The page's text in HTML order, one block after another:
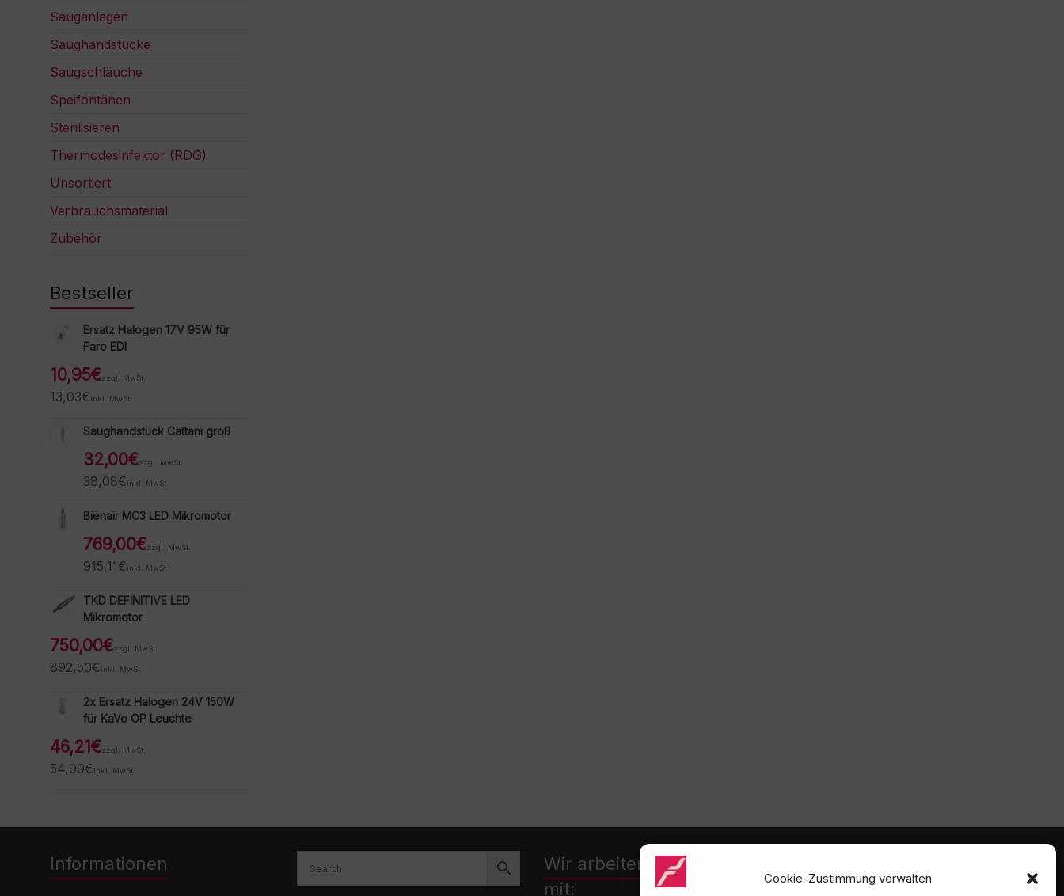
Cookie-Zustimmung verwalten
Sauganlagen
Saughandstücke
Saugschläuche
Speifontänen
Sterilisieren
Thermodesinfektor (RDG)
Unsortiert
Verbrauchsmaterial
Zubehör
Bestseller
Ersatz Halogen 17V 95W für
Faro EDI
10,95€zzgl. MwSt.
13,03€ inkl. MwSt.
Saughandstück Cattani groß
32,00€zzgl. MwSt.
38,08€ inkl. MwSt.
Bienair MC3 LED Mikromotor
769,00€zzgl. MwSt.
915,11€ inkl. MwSt.
TKD DEFINITIVE LED
Mikromotor
750,00€zzgl. MwSt.
892,50€ inkl. MwSt.
2x Ersatz Halogen 24V 150W
für KaVo OP Leuchte
46,21€zzgl. MwSt.
54,99€ inkl. MwSt.
Informationen
Wir arbeiten zusammen
mit: